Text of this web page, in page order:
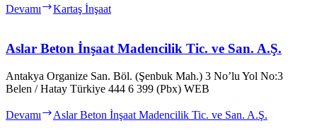
Devamı Kartaş İnşaat
Aslar Beton İnşaat Madencilik Tic. ve San. A.Ş.
Antakya Organize San. Böl. (Şenbuk Mah.) 3 No’lu Yol No:3
Belen / Hatay Türkiye 444 6 399 (Pbx) WEB
Devamı Aslar Beton İnşaat Madencilik Tic. ve San. A.Ş.